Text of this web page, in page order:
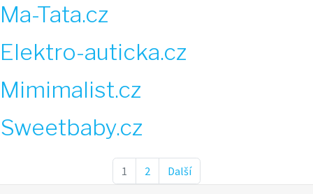
Ma-Tata.cz
Elektro-auticka.cz
Mimimalist.cz
Sweetbaby.cz
1 2 Další